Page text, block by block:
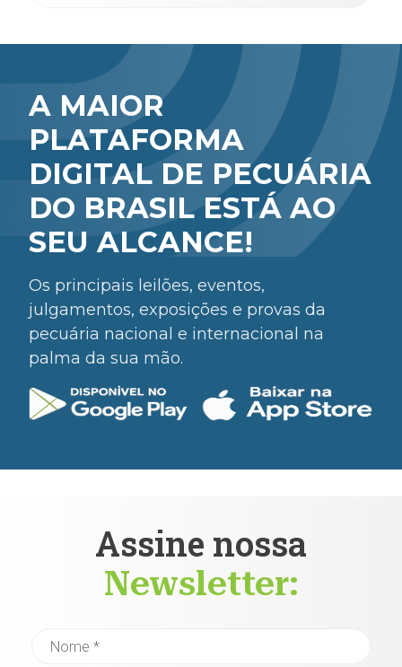
A MAIOR
PLATAFORMA
DIGITAL DE PECUÁRIA
DO BRASIL ESTÁ AO
SEU ALCANCE!
Os principais leilões, eventos,
julgamentos, exposições e provas da
pecuária nacional e internacional na
palma da sua mão.
Assine nossa
Newsletter: